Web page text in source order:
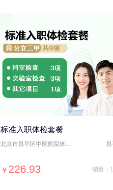
标准入职体检套餐
北京市昌平区中医医院体检中心
￥ 226.93 销量：